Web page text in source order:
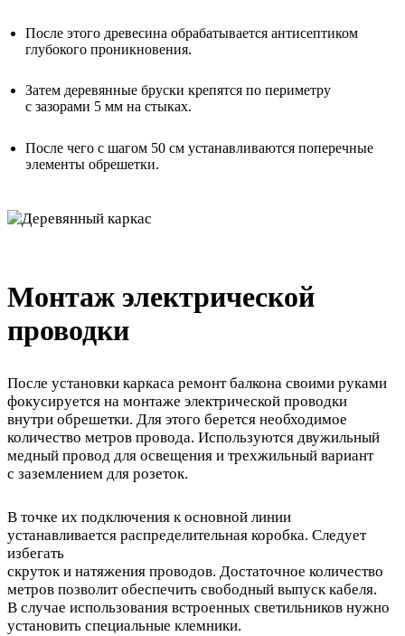
После этого древесина обрабатывается антисептиком
глубокого проникновения.
Затем деревянные бруски крепятся по периметру
с зазорами 5 мм на стыках.
После чего с шагом 50 см устанавливаются поперечные
элементы обрешетки.
Монтаж электрической
проводки
После установки каркаса ремонт балкона своими руками
фокусируется на монтаже электрической проводки
внутри обрешетки. Для этого берется необходимое
количество метров провода. Используются двужильный
медный провод для освещения и трехжильный вариант
с заземлением для розеток.
В точке их подключения к основной линии
устанавливается распределительная коробка. Следует
избегать
скруток и натяжения проводов. Достаточное количество
метров позволит обеспечить свободный выпуск кабеля.
В случае использования встроенных светильников нужно
установить специальные клемники.